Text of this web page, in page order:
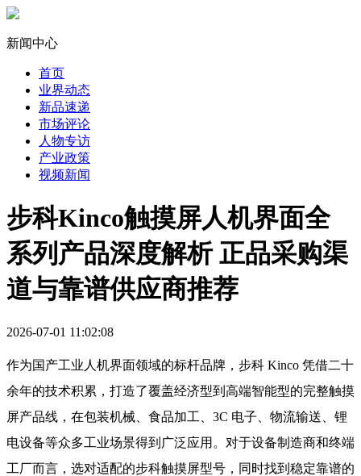
新闻中心
首页
业界动态
新品速递
市场评论
人物专访
产业政策
视频新闻
步科Kinco触摸屏人机界面全
系列产品深度解析 正品采购渠
道与靠谱供应商推荐
2026-07-01 11:02:08
作为国产工业人机界面领域的标杆品牌，步科 Kinco 凭借二十
余年的技术积累，打造了覆盖经济型到高端智能型的完整触摸
屏产品线，在包装机械、食品加工、3C 电子、物流输送、锂
电设备等众多工业场景得到广泛应用。对于设备制造商和终端
工厂而言，选对适配的步科触摸屏型号，同时找到稳定靠谱的